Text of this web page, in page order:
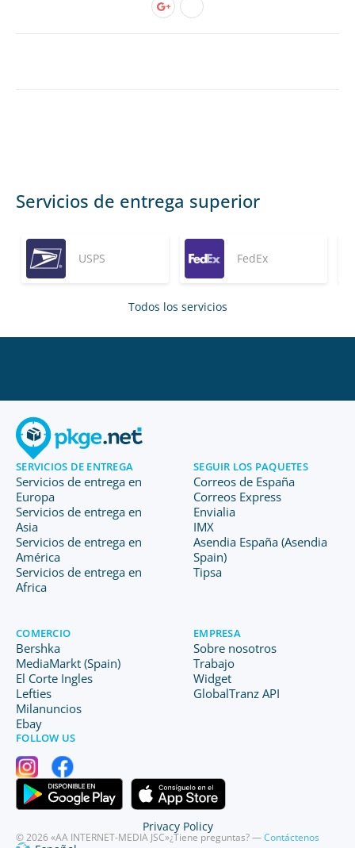
Servicios de entrega superior
USPS FedEx
Todos los servicios
SERVICIOS DE ENTREGA
Servicios de entrega en
Europa
Servicios de entrega en
Asia
Servicios de entrega en
América
Servicios de entrega en
Africa
SEGUIR LOS PAQUETES
Correos de España
Correos Express
Envialia
IMX
Asendia España (Asendia
Spain)
Tipsa
COMERCIO
Bershka
MediaMarkt (Spain)
El Corte Ingles
Lefties
Milanuncios
Ebay
EMPRESA
Sobre nosotros
Trabajo
Widget
GlobalTranz API
FOLLOW US
© 2026 «AA INTERNET-MEDIA JSC»¿Tiene preguntas? —Contáctenos
Privacy Policy